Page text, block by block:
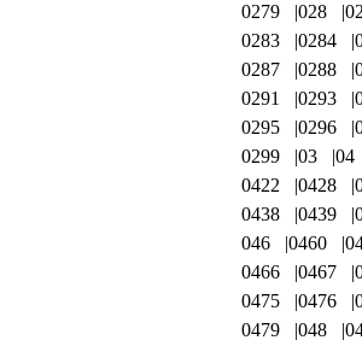
0279
028
0283
0284
0287
0288
0291
0293
0295
0296
0299
03 04
0422
0428
0438
0439
046
0460
0466
0467
0475
0476
0479
048